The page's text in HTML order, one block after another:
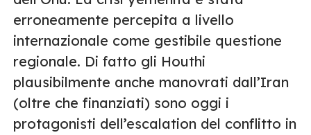
erroneamente percepita a livello
internazionale come gestibile questione
regionale. Di fatto gli Houthi
plausibilmente anche manovrati dall’Iran
(oltre che finanziati) sono oggi i
protagonisti dell’escalation del conflitto in